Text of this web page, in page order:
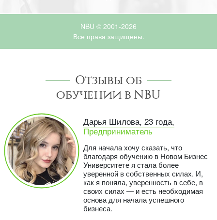
NBU © 2001-2026
Все права защищены.
Отзывы об
обучении в NBU
Дарья Шилова, 23 года,
Предприниматель
Для начала хочу сказать, что
благодаря обучению в Новом Бизнес
Университете я стала более
уверенной в собственных силах. И,
как я поняла, уверенность в себе, в
своих силах — и есть необходимая
основа для начала успешного
бизнеса.